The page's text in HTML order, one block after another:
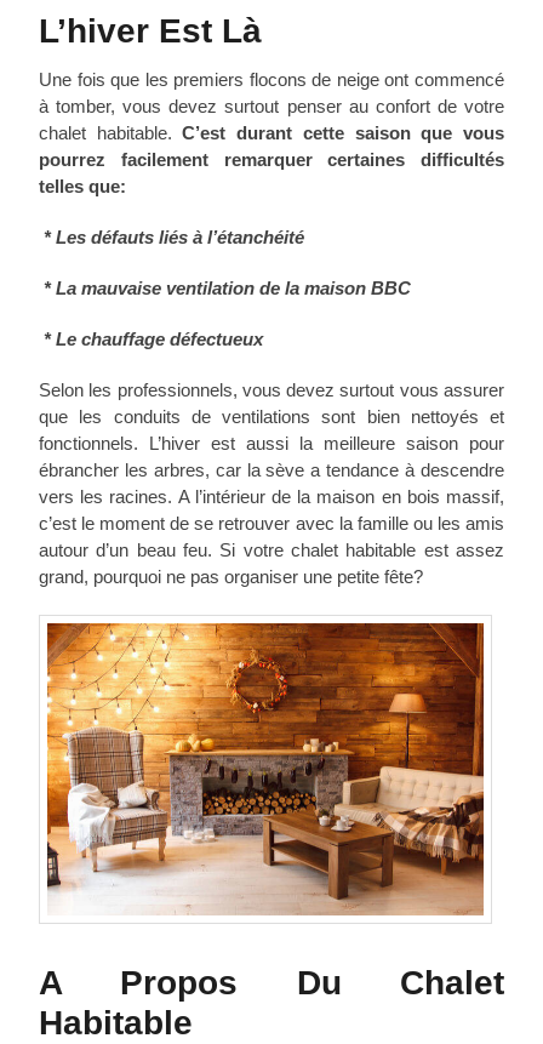
L’hiver Est Là
Une fois que les premiers flocons de neige ont commencé
à tomber, vous devez surtout penser au confort de votre
chalet habitable.C’est durant cette saison que vous
pourrez facilement remarquer certaines difficultés
telles que:
* Les défauts liés à l’étanchéité
* La mauvaise ventilation de la maison BBC
* Le chauffage défectueux
Selon les professionnels, vous devez surtout vous assurer
que les conduits de ventilations sont bien nettoyés et
fonctionnels. L’hiver est aussi la meilleure saison pour
ébrancher les arbres, car la sève a tendance à descendre
vers les racines. A l’intérieur de la maison en bois massif,
c’est le moment de se retrouver avec la famille ou les amis
autour d’un beau feu. Si votre chalet habitable est assez
grand, pourquoi ne pas organiser une petite fête?
A Propos Du Chalet
Habitable